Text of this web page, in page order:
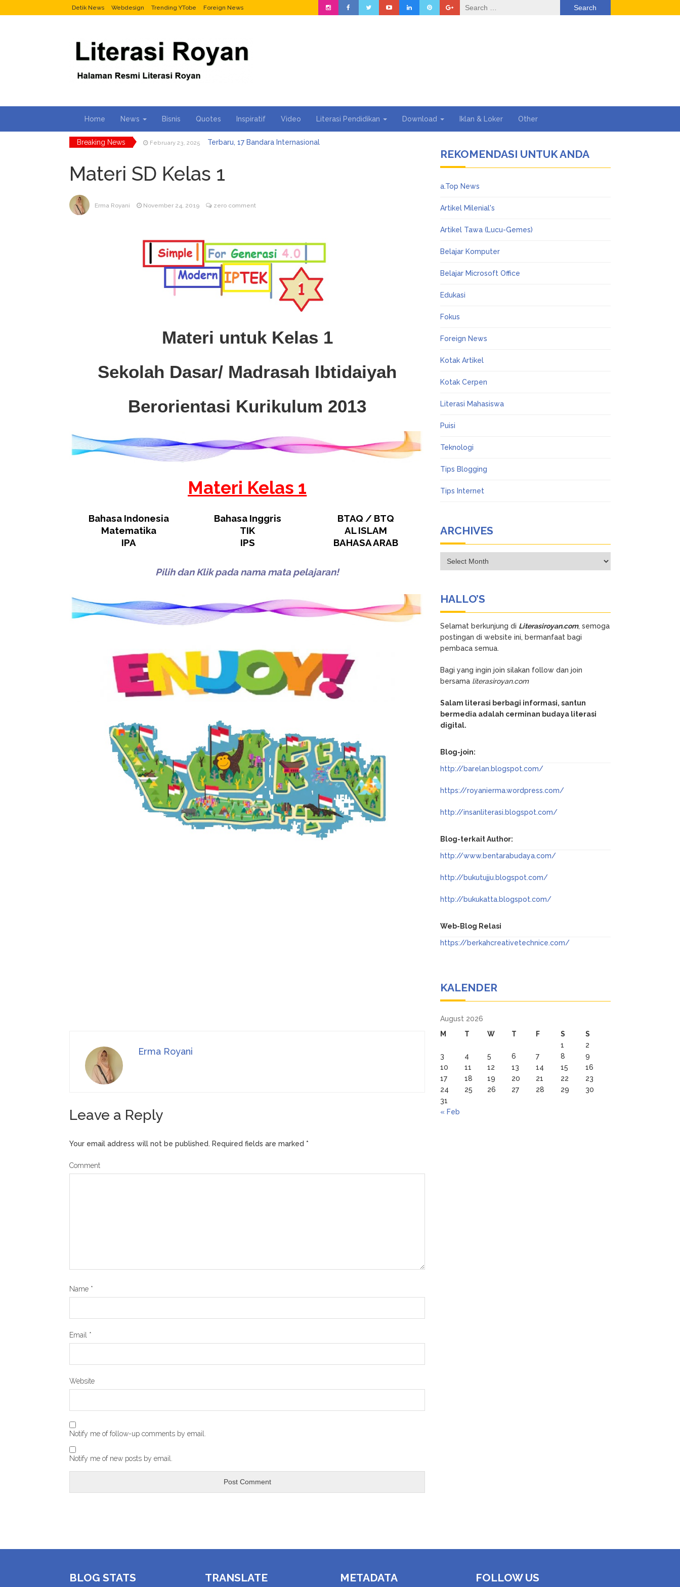
Detik News Webdesign Trending YTobe Foreign News
Search
for:
Home News Bisnis Quotes Inspiratif Video Literasi Pendidikan Download Iklan & Loker Other
Breaking News February 23, 2025 Terbaru, 17 Bandara Internasional
January 17, 2024
December 11, 2023
Materi SD Kelas 1
Erma Royani November 24, 2019 zero comment
Materi untuk Kelas 1
Sekolah Dasar/ Madrasah Ibtidaiyah
Berorientasi Kurikulum 2013
Materi Kelas 1
Bahasa Indonesia Bahasa Inggris
BTAQ / BTQ
Matematika
TIK
AL ISLAM
IPA
IPS BAHASA ARAB
Pilih dan Klik pada nama mata pelajaran!
Erma Royani
Leave a Reply
Your email address will not be published. Required fields are marked *
Comment
Name *
Email *
Website
Notify me of follow-up comments by email.
Notify me of new posts by email.
REKOMENDASI UNTUK ANDA
a.Top News
Artikel Milenial's
Artikel Tawa (Lucu-Gemes)
Belajar Komputer
Belajar Microsoft Office
Edukasi
Fokus
Foreign News
Kotak Artikel
Kotak Cerpen
Literasi Mahasiswa
Puisi
Teknologi
Tips Blogging
Tips Internet
ARCHIVES
Archives
HALLO’S
Selamat berkunjung di Literasiroyan.com, semoga
postingan di website ini, bermanfaat bagi
pembaca semua.
Bagi yang ingin join silakan follow dan join
bersama literasiroyan.com
Salam literasi berbagi informasi, santun
bermedia adalah cerminan budaya literasi
digital.
Blog-join:
http://barelan.blogspot.com/
https://royanierma.wordpress.com/
http://insanliterasi.blogspot.com/
Blog-terkait Author:
http://www.bentarabudaya.com/
http://bukutujju.blogspot.com/
http://bukukatta.blogspot.com/
Web-Blog Relasi
https://berkahcreativetechnice.com/
KALENDER
August 2026
M
T W T F S S
« Feb
1
2
3
4 5 6 7 8
9
10
11 12 13 14 15
16
17
18 19 20 21 22
23
24
25 26 27 28 29
30
31
BLOG STATS TRANSLATE METADATA FOLLOW US